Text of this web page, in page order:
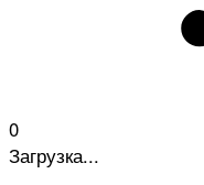
0
Загрузка...